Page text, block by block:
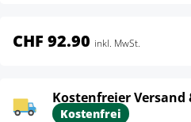
CHF 92.90 inkl. MwSt.
Kostenfreier Versand
Kostenfrei